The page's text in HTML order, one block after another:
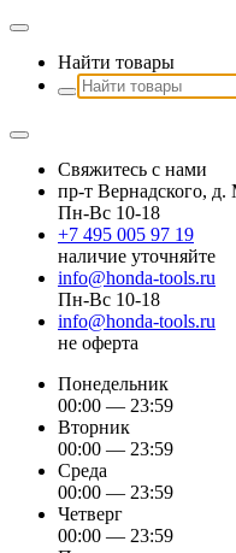
Найти товары
Свяжитесь с нами
пр-т Вернадского,
Пн-Вс 10-18
+7 495 005 97 19
наличие уточняйте
info@honda-tools.ru
Пн-Вс 10-18
info@honda-tools.ru
не оферта
Понедельник
00:00 — 23:59
Вторник
00:00 — 23:59
Среда
00:00 — 23:59
Четверг
00:00 — 23:59